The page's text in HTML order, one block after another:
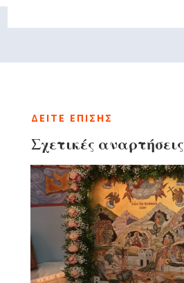
ΔΕΙΤΕ ΕΠΙΣΗΣ
Σχετικές αναρτήσεις